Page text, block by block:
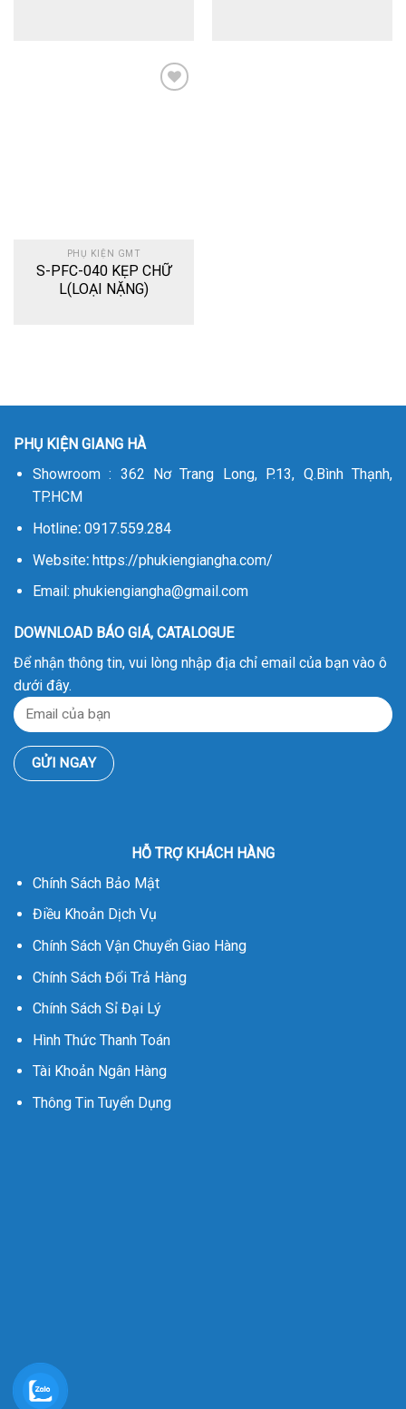
PHỤ KIỆN GMT
S-PFC-040 KẸP CHỮ
L(LOẠI NẶNG)
PHỤ KIỆN GIANG HÀ
Showroom : 362 Nơ Trang Long, P.13, Q.Bình Thạnh,
TP.HCM
Hotline:0917.559.284
Website: https://phukiengiangha.com/
Email: phukiengiangha@gmail.com
DOWNLOAD BÁO GIÁ, CATALOGUE
Để nhận thông tin, vui lòng nhập địa chỉ email của bạn vào ô
dưới đây.
HỖ TRỢ KHÁCH HÀNG
Chính Sách Bảo Mật
Điều Khoản Dịch Vụ
Chính Sách Vận Chuyển Giao Hàng
Chính Sách Đổi Trả Hàng
Chính Sách Sỉ Đại Lý
Hình Thức Thanh Toán
Tài Khoản Ngân Hàng
Thông Tin Tuyển Dụng